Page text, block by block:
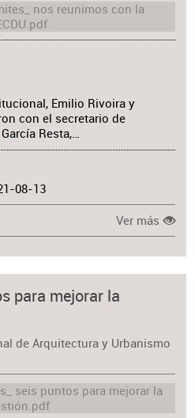
Emilio Rivoira y
con el secretario de
Resta,…
08-13
Ver más
para mejorar la
de Arquitectura y Urbanismo